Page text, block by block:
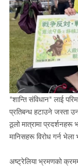
"शान्ति संविधान" लाई
प्रतिबन्ध हटाउने जस्ता
ठूलो मात्रामा
मानिसहरू विरोध गर्न भेला
अष्ट्रेलिया भ्रमणको